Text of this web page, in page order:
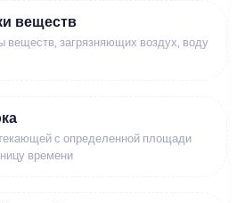
веществ
веществ, загрязняющих воздух, воду
с определенной площади
времени